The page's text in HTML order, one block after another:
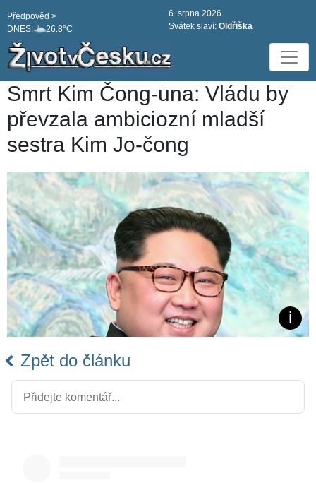
DNES: 26.8°C
Předpověd >
6. srpna 2026
Svátek slaví: Oldřiška
Smrt Kim Čong-una: Vládu by
převzala ambiciozní mladší
sestra Kim Jo-čong
Zpět do článku